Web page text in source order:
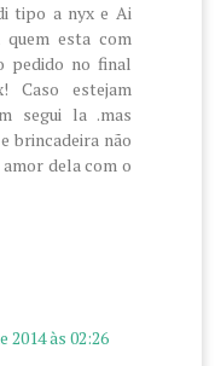
tipo a nyx e Ai
quem esta com
pedido no final
Caso estejam
segui la .mas
brincadeira não
dela com o
2014 às 02:26